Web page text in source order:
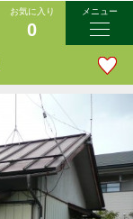
お気に入り
0
メニュー